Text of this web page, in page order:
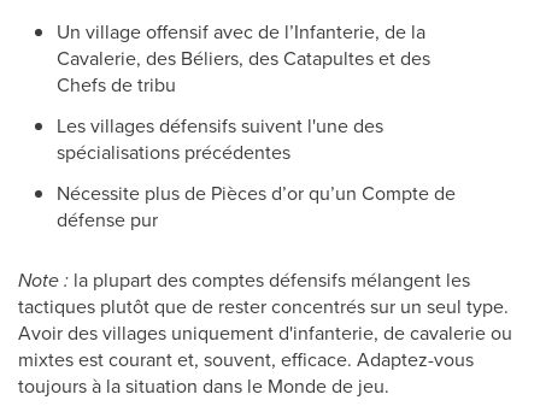
Un village offensif avec de l’Infanterie, de la
Cavalerie, des Béliers, des Catapultes et des
Chefs de tribu
Les villages défensifs suivent l'une des
spécialisations précédentes
Nécessite plus de Pièces d’or qu’un Compte de
défense pur
Note : la plupart des comptes défensifs mélangent les
tactiques plutôt que de rester concentrés sur un seul type.
Avoir des villages uniquement d'infanterie, de cavalerie ou
mixtes est courant et, souvent, efficace. Adaptez-vous
toujours à la situation dans le Monde de jeu.